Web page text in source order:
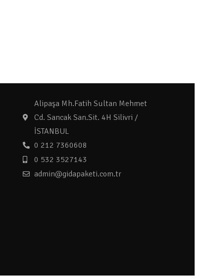
Alipaşa Mh.Fatih Sultan Mehmet
Cd. Sancak San.Sit. 4H Silivri /
İSTANBUL
0 212 7360608
0 532 3527143
admin@gidapaketi.com.tr